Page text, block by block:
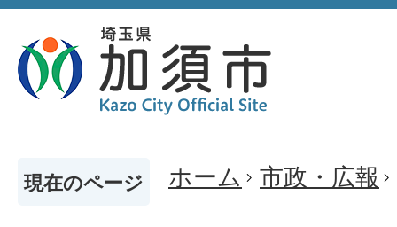
現在のページ ホーム 市政・広報